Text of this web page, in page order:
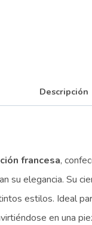
Descripción
francesa,
su elegancia. Su
estilos. Ideal
en una